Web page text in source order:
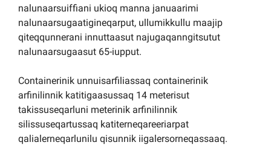
nalunaarsuiffiani ukioq manna januaarimi
nalunaarsugaatigineqarput, ullumikkullu maajip
qiteqqunnerani innuttaasut najugaqanngitsutut
nalunaarsugaasut 65-iupput.
Containerinik unnuisarfiliassaq containerinik
arfinilinnik katitigaasussaq 14 meterisut
takissuseqarluni meterinik arfinilinnik
silissuseqartussaq katiterneqareeriarpat
qalialerneqarlunilu qisunnik iigalersorneqassaaq.